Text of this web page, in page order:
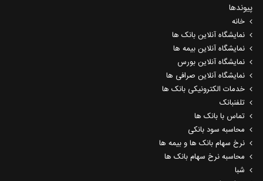
پیوندها
خانه
نمایشگاه آنلاین بانک ها
نمایشگاه آنلاین بیمه ها
نمایشگاه آنلاین بورس
نمایشگاه آنلاین صرافی ها
خدمات الکترونیکی بانک ها
تلفنبانک
تماس با بانک ها
محاسبه سود بانکی
نرخ سهام بانک ها و بیمه ها
محاسبه نرخ سهام بانک ها
شبا